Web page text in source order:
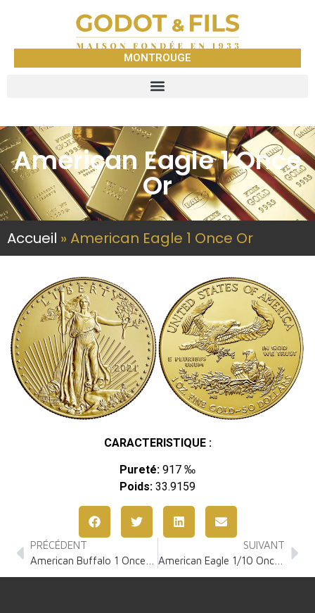
MONTROUGE
American Eagle 1 Once
Or
Accueil »American Eagle 1 Once Or
CARACTERISTIQUE :
Pureté: 917 ‰
Poids: 33.9159
PRÉCÉDENT
SUIVANT
American Eagle 1/10 Once Or